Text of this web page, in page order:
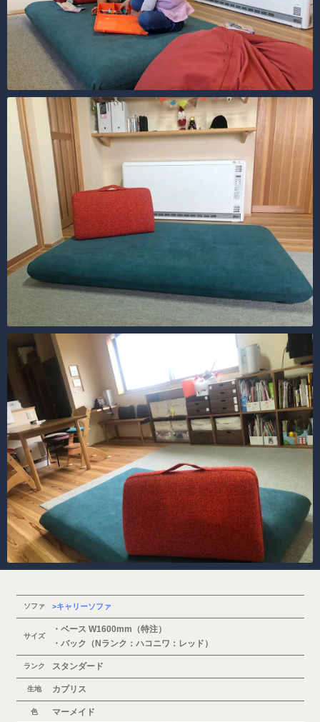
ソファ キャリーソファ
サイズ
・ベース W1600mm（特注）
・バック（Nランク：ハコニワ：レッド）
ランク スタンダード
生地 カプリス
色 マーメイド